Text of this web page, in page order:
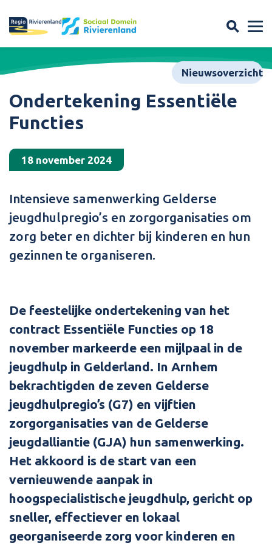
Nieuwsoverzicht
Ondertekening Essentiële
Functies
18 november 2024
Intensieve samenwerking Gelderse
jeugdhulpregio’s en zorgorganisaties om
zorg beter en dichter bij kinderen en hun
gezinnen te organiseren.
De feestelijke ondertekening van het
contract Essentiële Functies op 18
november markeerde een mijlpaal in de
jeugdhulp in Gelderland. In Arnhem
bekrachtigden de zeven Gelderse
jeugdhulpregio’s (G7) en vijftien
zorgorganisaties van de Gelderse
jeugdalliantie (GJA) hun samenwerking.
Het akkoord is de start van een
vernieuwende aanpak in
hoogspecialistische jeugdhulp, gericht op
sneller, effectiever en lokaal
georganiseerde zorg voor kinderen en